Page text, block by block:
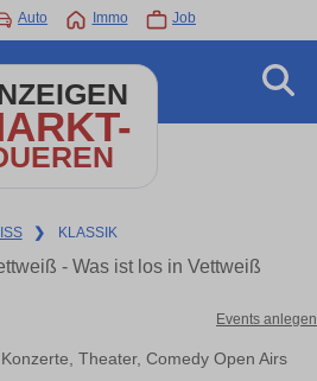
Auto Immo Job
❯ KLASSIK
- Was ist los in Vettweiß
Events anlegen
Theater, Comedy Open Airs